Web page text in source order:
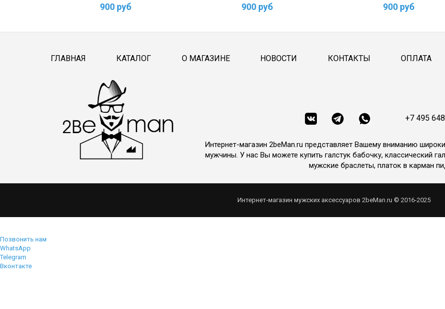
900 руб 900 руб 900 руб
ГЛАВНАЯ КАТАЛОГ О МАГАЗИНЕ НОВОСТИ КОНТАКТЫ ОПЛАТА
+7 495
Интернет-магазин 2beMan.ru представляет Вашему вниманию
мужчины. У нас Вы можете купить галстук бабочку, классический
мужские браслеты, платок в карман
Интернет-магазин мужских аксессуаров 2beMan.ru © 2016-2025
Позвонить нам
WhatsApp
Telegram
Вконтакте